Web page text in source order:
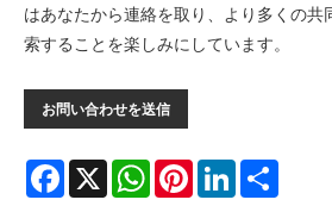
はあなたから連絡を取り、より多くの共
索することを楽しみにしています。
お問い合わせを送信
Facebook
X WhatsAppPinterestLinkedIn